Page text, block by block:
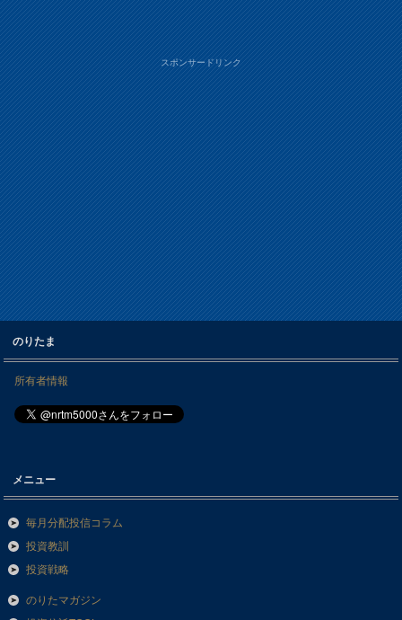
スポンサードリンク
のりたま
所有者情報
メニュー
毎月分配投信コラム
投資教訓
投資戦略
のりたマガジン